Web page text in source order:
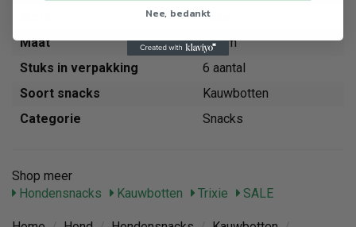
Trixie
Maat
24 cm
Stuks in verpakking
6 aantal
Soort snacks
Kauwbotten
Categorie
Snacks
Shop meer
Hondensnacks
Kauwbotten Trixie SALE
Nee, bedankt